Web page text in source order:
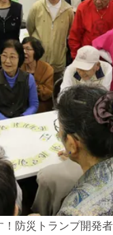
防災トランプ開発